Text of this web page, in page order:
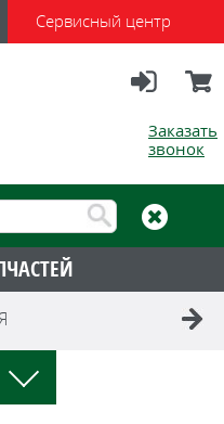
Сервисный центр
Заказать
звонок